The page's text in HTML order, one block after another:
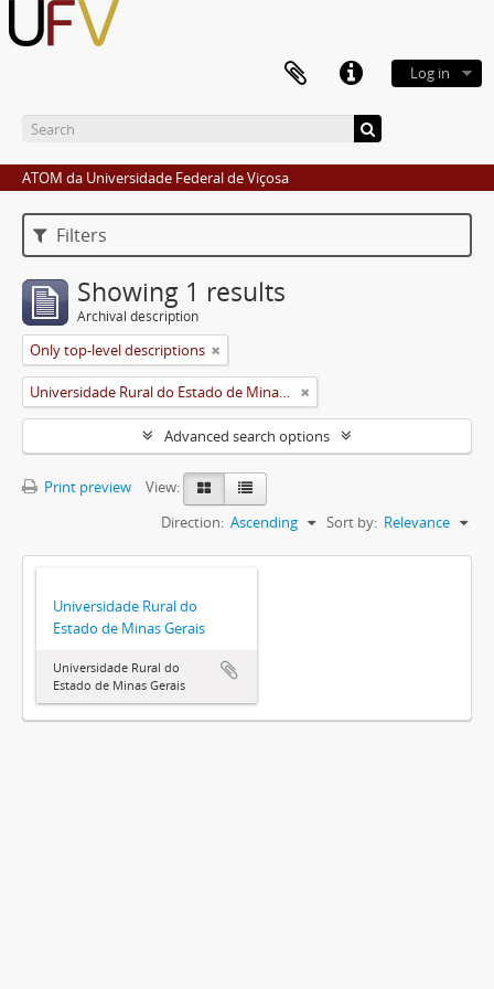
Log in
ATOM da Universidade Federal de Viçosa
Filters
Showing 1 results
Archival description
Only top-level descriptions
Universidade Rural do Estado de Minas Gerais (Uremg)
Advanced search options
Print preview
View:
Sort by: Relevance
Direction: Ascending
Universidade Rural do
Estado de Minas Gerais
Universidade Rural do
Estado de Minas Gerais